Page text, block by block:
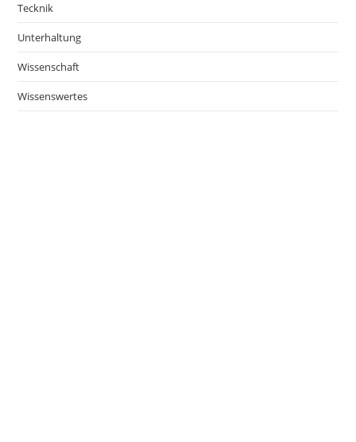
Tecknik
Unterhaltung
Wissenschaft
Wissenswertes